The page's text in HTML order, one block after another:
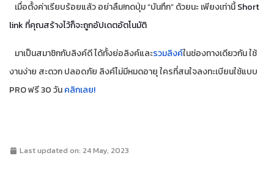
เมื่อตั้งค่าเรียบร้อยแล้ว อย่าลืม!กดปุ่ม “บันทึก” ด้วยนะ เพียงเท่านี้Short
link ที่คุณสร้างไว้ก็จะถูกอัปเดตอัตโนมัติ
มาเป็นสมาชิกกับลิงค์ดี ได้ทั้งย่อลิงค์และรวมลิงค์ในช่องทางเดียวกัน ใช้
งานง่าย สะดวก ปลอดภัย ลิงค์ไม่มีหมดอายุ ใครที่สนใจลงทะเบียนใช้แบบ
PRO ฟรี 30 วันคลิกเลย!
Last updated on: 24 May, 2023